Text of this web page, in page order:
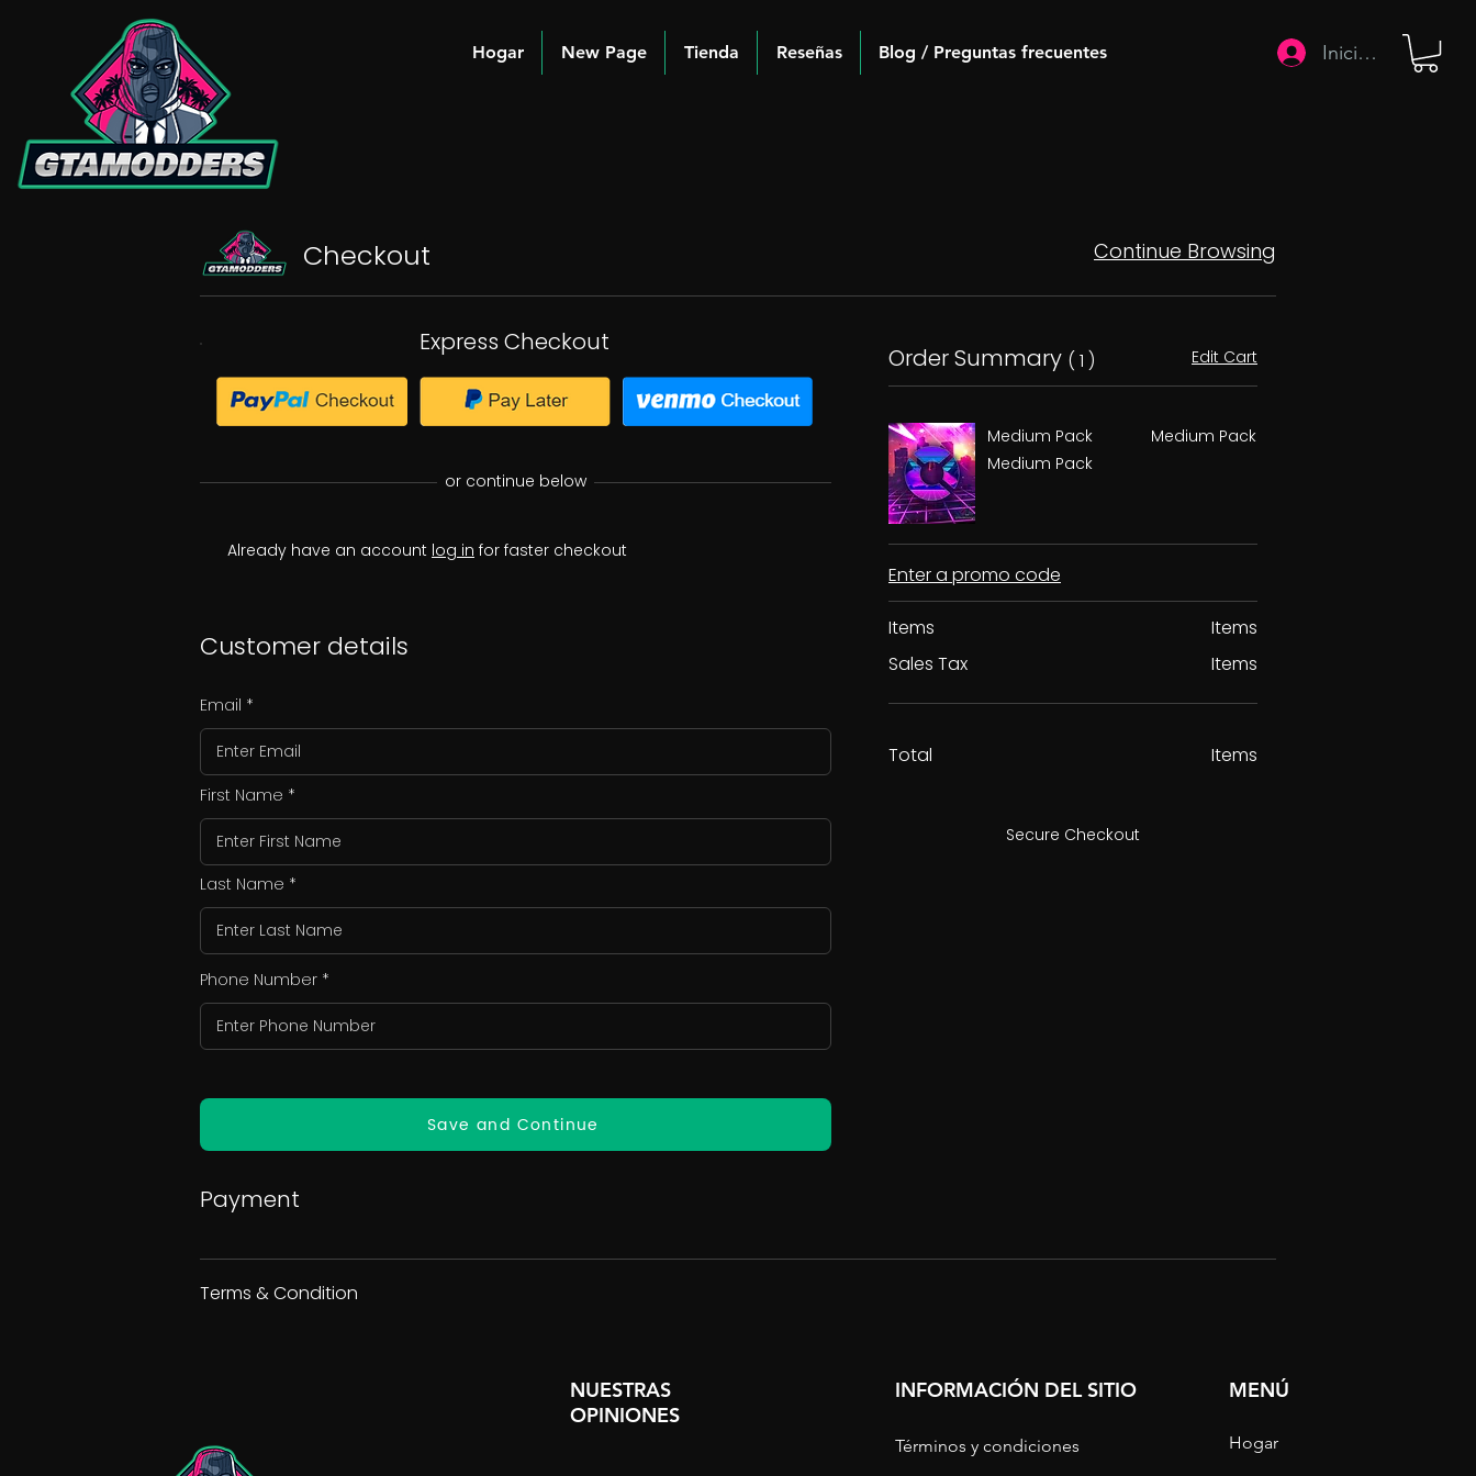
Hogar New Page Tienda Reseñas Blog / Preguntas frecuentes Iniciar sesión
Checkout Continue Browsing
Express Checkout
or continue below
Already have an account log in for faster checkout
Customer details
Email
First Name
Last Name
Phone Number
Save and Continue
Order Summary ( 1 ) Edit Cart
Medium Pack
Medium Pack
Medium Pack
Enter a promo code
Items
Sales Tax
Items
Items
Total Items
Secure Checkout
Payment
Terms & Condition
NUESTRAS
OPINIONES
INFORMACIÓN DEL SITIO
Términos y condiciones
MENÚ
Hogar